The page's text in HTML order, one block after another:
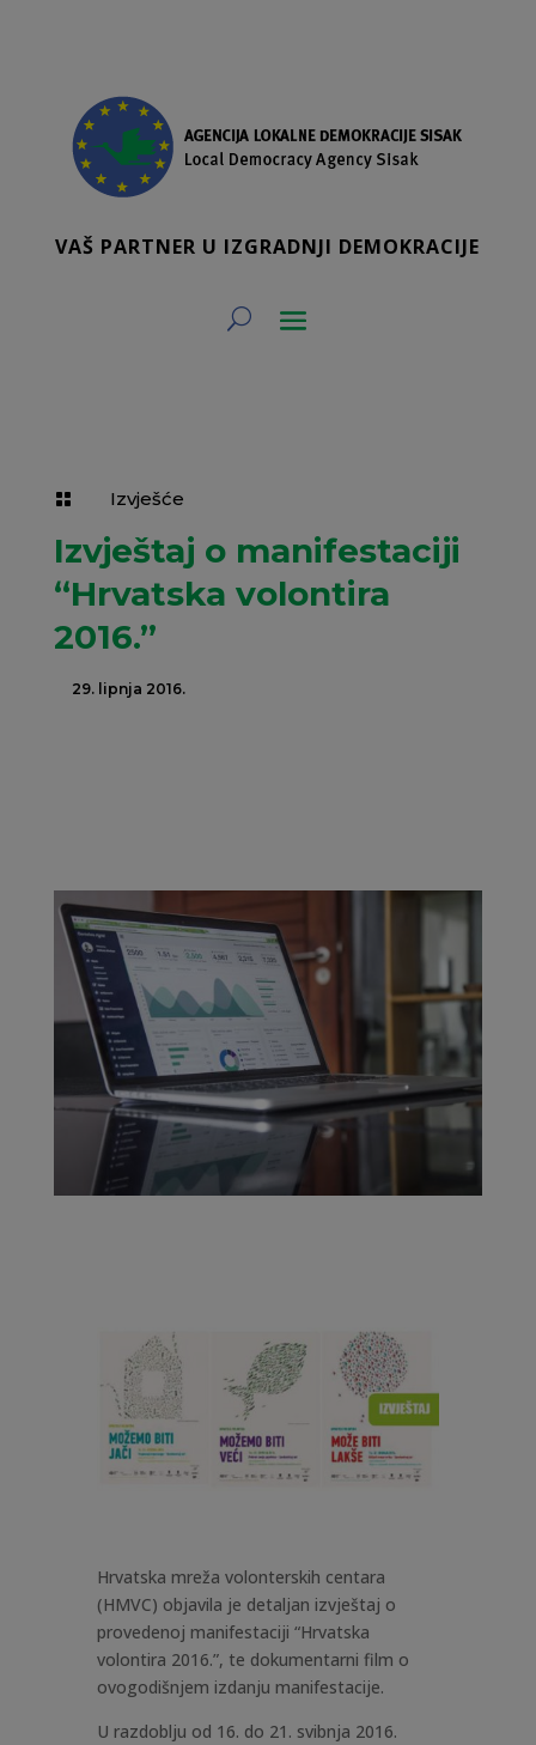
VAŠ PARTNER U IZGRADNJI DEMOKRACIJE
 Izvješće
Izvještaj o manifestaciji
“Hrvatska volontira
2016.”
29. lipnja 2016.
Hrvatska mreža volonterskih centara
(HMVC) objavila je detaljan izvještaj o
provedenoj manifestaciji “Hrvatska
volontira 2016.”, te dokumentarni film o
ovogodišnjem izdanju manifestacije.
U razdoblju od 16. do 21. svibnja 2016.